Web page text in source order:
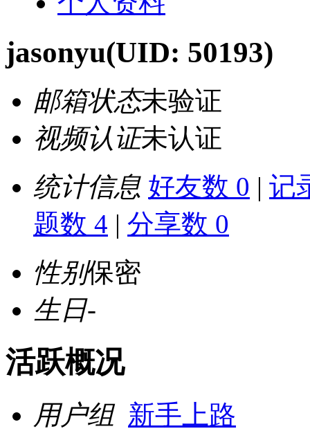
jasonyu(UID: 50193)
邮箱状态未验证
视频认证未认证
统计信息 好友数 0 | 记
题数 4 | 分享数 0
性别保密
生日-
活跃概况
用户组 新手上路